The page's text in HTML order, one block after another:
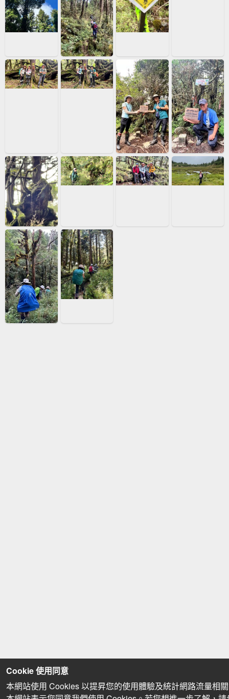
Cookie 使用同意
本網站使用 Cookies 以提昇您的使用體驗及統計網路流量相